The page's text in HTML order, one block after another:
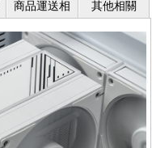
商品運送相
關
其他相關